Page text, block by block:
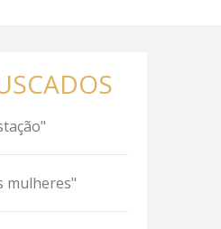
mulheres"